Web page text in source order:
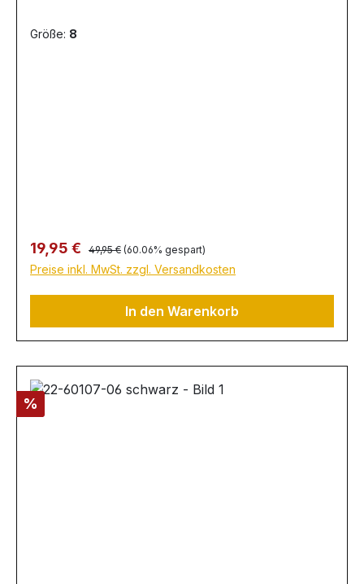
Größe: 8
Verkaufspreis:
19,95 € Regulärer Preis:
49,95 € (60.06% gespart)
Preise inkl. MwSt. zzgl. Versandkosten
In den Warenkorb
Rabatt
%